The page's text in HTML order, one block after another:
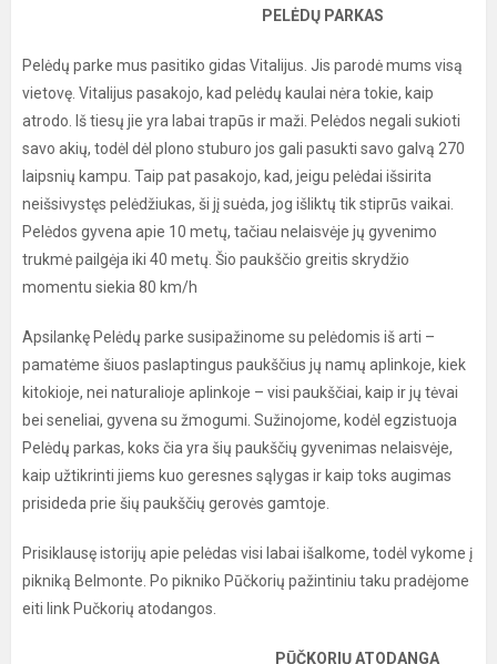
PELĖDŲ PARKAS
Pelėdų parke mus pasitiko gidas Vitalijus. Jis parodė mums visą
vietovę. Vitalijus pasakojo, kad pelėdų kaulai nėra tokie, kaip
atrodo. Iš tiesų jie yra labai trapūs ir maži. Pelėdos negali sukioti
savo akių, todėl dėl plono stuburo jos gali pasukti savo galvą 270
laipsnių kampu. Taip pat pasakojo, kad, jeigu pelėdai išsirita
neišsivystęs pelėdžiukas, ši jį suėda, jog išliktų tik stiprūs vaikai.
Pelėdos gyvena apie 10 metų, tačiau nelaisvėje jų gyvenimo
trukmė pailgėja iki 40 metų. Šio paukščio greitis skrydžio
momentu siekia 80 km/h
Apsilankę Pelėdų parke susipažinome su pelėdomis iš arti –
pamatėme šiuos paslaptingus paukščius jų namų aplinkoje, kiek
kitokioje, nei naturalioje aplinkoje – visi paukščiai, kaip ir jų tėvai
bei seneliai, gyvena su žmogumi. Sužinojome, kodėl egzistuoja
Pelėdų parkas, koks čia yra šių paukščių gyvenimas nelaisvėje,
kaip užtikrinti jiems kuo geresnes sąlygas ir kaip toks augimas
prisideda prie šių paukščių gerovės gamtoje.
Prisiklausę istorijų apie pelėdas visi labai išalkome, todėl vykome į
pikniką Belmonte. Po pikniko Pūčkorių pažintiniu taku pradėjome
eiti link Pučkorių atodangos.
PŪČKORIŲ ATODANGA